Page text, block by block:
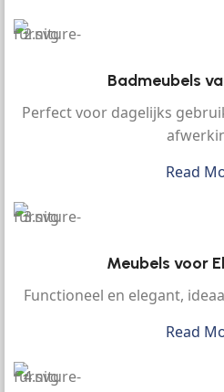
Badmeubels
Perfect voor dagelijks
Read
Meubels voor
Functioneel en elegant,
Read